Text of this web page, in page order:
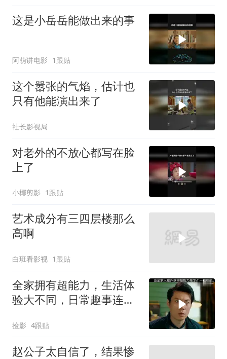
这是小岳岳能做出来的事
阿萌讲电影 1跟贴
这个嚣张的气焰，估计也
只有他能演出来了
社长影视局
对老外的不放心都写在脸
上了
小椰剪影 1跟贴
艺术成分有三四层楼那么
高啊
白班看影视 1跟贴
全家拥有超能力，生活体
验大不同，日常趣事连连
捡影 4跟贴
赵公子太自信了，结果惨